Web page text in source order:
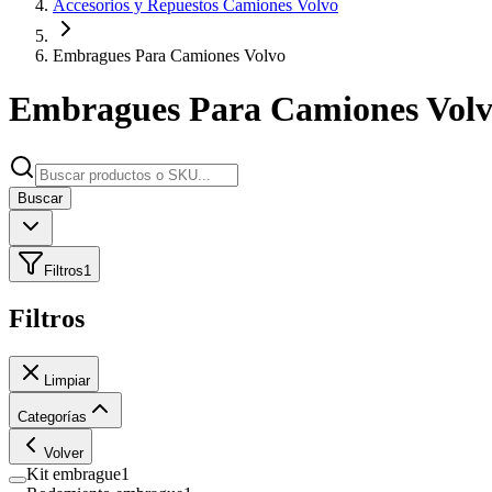
Accesorios y Repuestos Camiones Volvo
Embragues Para Camiones Volvo
Embragues Para Camiones
Buscar
Filtros1
Filtros
Limpiar
Categorías
Volver
Kit embrague1